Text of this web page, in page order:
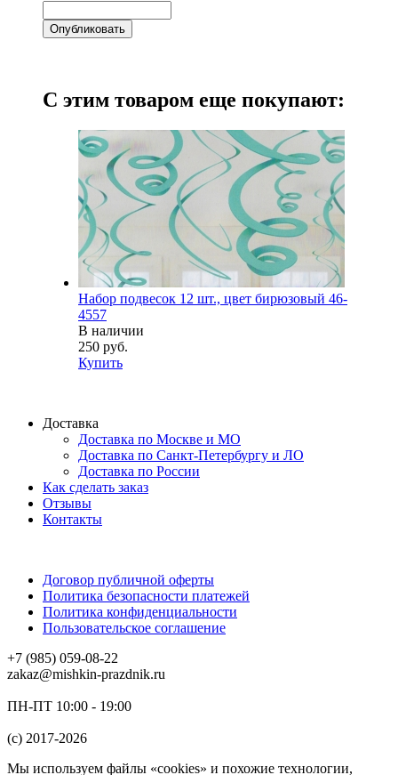
С этим товаром еще покупают:
Набор подвесок 12 шт., цвет бирюзовый 46-
4557
В наличии
250 руб.
Купить
Доставка
Доставка по Москве и МО
Доставка по Санкт-Петербургу и ЛО
Доставка по России
Как сделать заказ
Отзывы
Контакты
Договор публичной оферты
Политика безопасности платежей
Политика конфиденциальности
Пользовательское соглашение
+7 (985) 059-08-22
zakaz@mishkin-prazdnik.ru
ПН-ПТ 10:00 - 19:00
(c) 2017-2026
Мы используем файлы «cookies» и похожие технологии,